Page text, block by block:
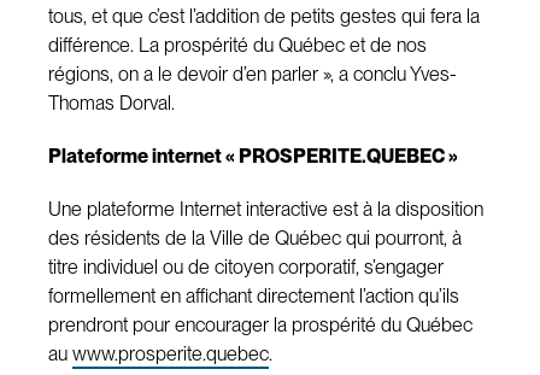
tous, et que c’est l’addition de petits gestes qui fera la
différence. La prospérité du Québec et de nos
régions, on a le devoir d’en parler », a conclu Yves-
Thomas Dorval.
Plateforme internet « PROSPERITE.QUEBEC »
Une plateforme Internet interactive est à la disposition
des résidents de la Ville de Québec qui pourront, à
titre individuel ou de citoyen corporatif, s’engager
formellement en affichant directement l’action qu’ils
prendront pour encourager la prospérité du Québec
au www.prosperite.quebec.